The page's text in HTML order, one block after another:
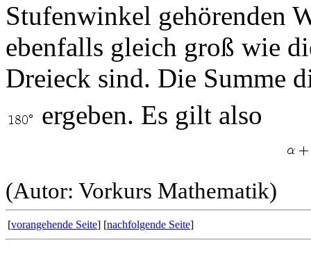
Stufenwinkel gehörenden
ebenfalls gleich groß wie
Dreieck sind. Die Summe
ergeben. Es gilt also
(Autor: Vorkurs Mathematik)
[vorangehende Seite] [nachfolgende Seite]